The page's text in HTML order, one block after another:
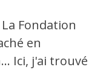
Fondation
en
Ici, j'ai trouvé